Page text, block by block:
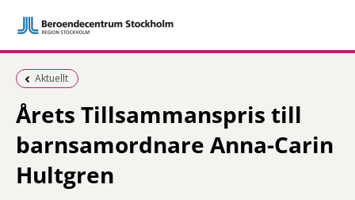
Föregående sida:
Aktuellt
Årets Tillsammanspris till
barnsamordnare Anna-Carin
Hultgren